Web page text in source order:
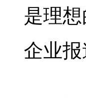
是理想
企业报